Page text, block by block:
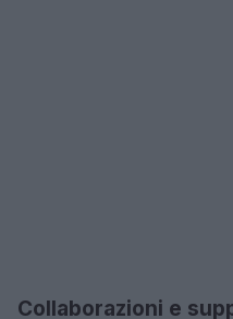
Collaborazioni e